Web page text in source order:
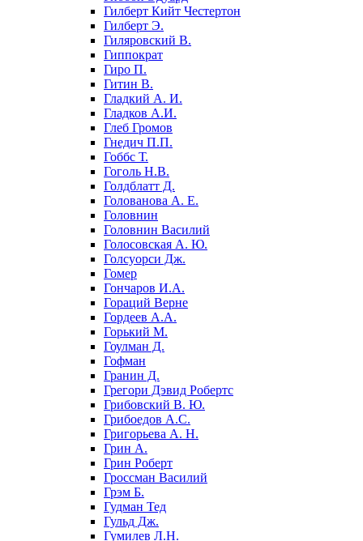
Гилберт Кийт Честертон
Гилберт Э.
Гиляровский В.
Гиппократ
Гиро П.
Гитин В.
Гладкий А. И.
Гладков А.И.
Глеб Громов
Гнедич П.П.
Гоббс Т.
Гоголь Н.В.
Голдблатт Д.
Голованова А. Е.
Головнин
Головнин Василий
Голосовская А. Ю.
Голсуорси Дж.
Гомер
Гончаров И.А.
Гораций Верне
Гордеев А.А.
Горький М.
Гоулман Д.
Гофман
Гранин Д.
Грегори Дэвид Робертс
Грибовский В. Ю.
Грибоедов А.С.
Григорьева А. Н.
Грин А.
Грин Роберт
Гроссман Василий
Грэм Б.
Гудман Тед
Гульд Дж.
Гумилев Л.Н.